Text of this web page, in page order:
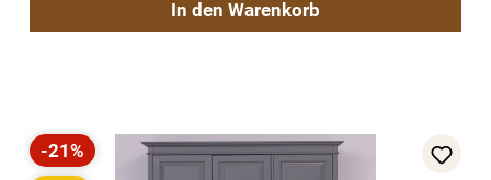
In den Warenkorb
Rabatt
-21%